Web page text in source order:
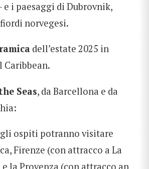
i paesaggi di Dubrovnik,
norvegesi.
dell’estate 2025 in
Caribbean.
Seas, da Barcellona e da
ospiti potranno visitare
Firenze (con attracco a La
la Provenza (con attracco an